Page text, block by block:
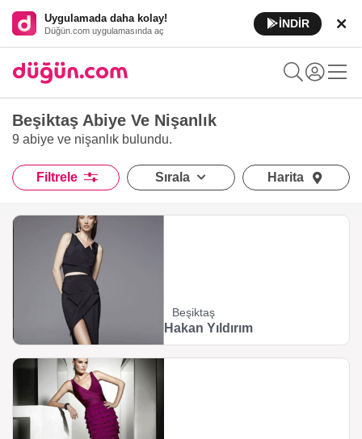
Uygulamada daha kolay!
Düğün.com uygulamasında aç
İNDİR
Beşiktaş Abiye Ve Nişanlık
9 abiye ve nişanlık bulundu.
Filtrele Sırala Harita
Beşiktaş
Hakan Yıldırım